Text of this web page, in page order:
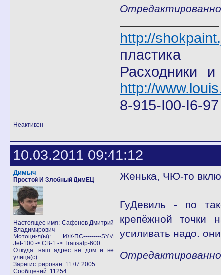
Отредактированно
http://
пластика
Расходники
http://
8-915-I00-I6-
Неактивен
10.03.2011 09:41:12
Димыч
Простой И Злобный ДимЕЦ
Настоящее имя: Сафонов Дмитрий
Владимирович
Мотоцикл(ы): ИЖ-ПС---------SYM
Jet-100 -> CB-1 -> Transalp-600
Откуда: наш адрес не дом и не
улица(с)
Зарегистрирован: 11.07.2005
Сообщений: 11254
Женька, ЧЮ-то
ГуДевиль - по
крепёжной точки
усиливать надо.